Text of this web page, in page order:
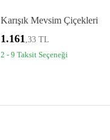
Karışık Mevsim Çiçekleri
1.161,33 TL
2 - 9 Taksit Seçeneği